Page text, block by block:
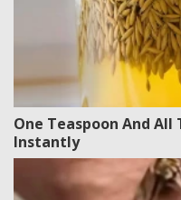
One Teaspoon And All
Instantly